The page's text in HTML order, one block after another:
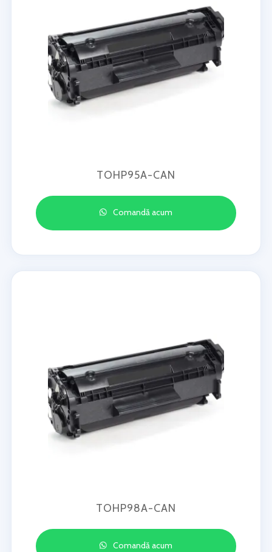
TOHP95A-CAN
Comandă acum
TOHP98A-CAN
Comandă acum